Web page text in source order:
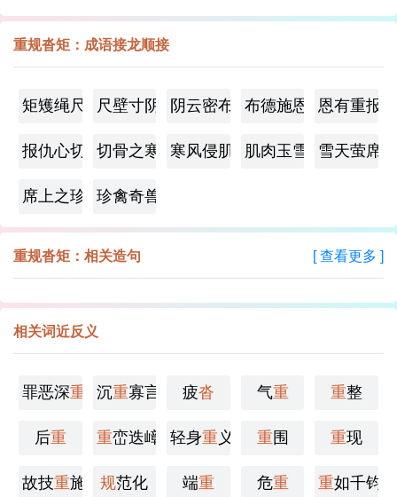
重规沓矩：成语接龙顺接
矩矱绳尺 尺壁寸阴 阴云密布 布德施恩 恩有重报
报仇心切 切骨之寒 寒风侵肌 肌肉玉雪 雪天萤席
席上之珍 珍禽奇兽
重规沓矩：相关造句 [ 查看更多 ]
相关词近反义
罪恶深重 沉重寡言 疲沓 气重 重整
后重 重峦迭嶂 轻身重 义 重 围 重现
故技重施 规范化 端重 危重 重如千钧